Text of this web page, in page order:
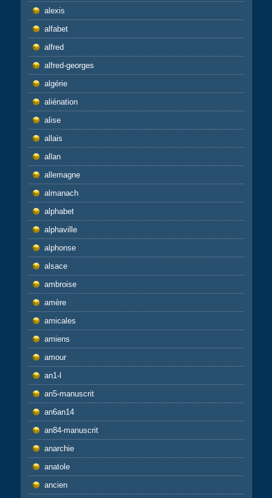
alexis
alfabet
alfred
alfred-georges
algérie
aliénation
alise
allais
allan
allemagne
almanach
alphabet
alphaville
alphonse
alsace
ambroise
amère
amicales
amiens
amour
an1-l
an5-manuscrit
an6an14
an84-manuscrit
anarchie
anatole
ancien